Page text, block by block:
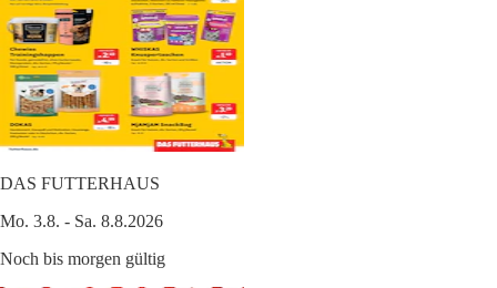
DAS FUTTERHAUS
Mo. 3.8. - Sa. 8.8.2026
Noch bis morgen gültig